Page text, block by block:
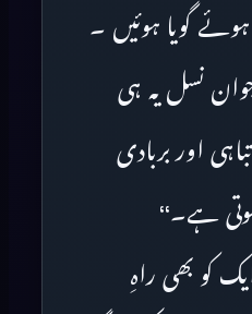
گویا ہوئیں ۔
نسل یہ ہی
اور بربادی
ہے۔‘‘
کو بھی راہِ